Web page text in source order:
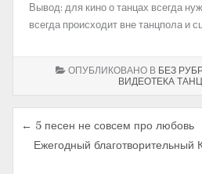
Вывод: для кино о танцах всегда
всегда происходит вне танцпола и
ОПУБЛИКОВАНО В БЕЗ
ВИДЕОТЕКА
Н
← 5 песен не совсем про любовь
Ежегодный